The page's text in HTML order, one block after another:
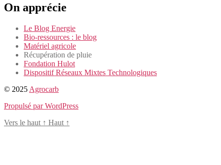
On apprécie
Le Blog Energie
Bio-ressources : le blog
Matériel agricole
Récupération de pluie
Fondation Hulot
Dispositif Réseaux Mixtes Technologiques
© 2025 Agrocarb
Propulsé par WordPress
Vers le haut ↑ Haut ↑